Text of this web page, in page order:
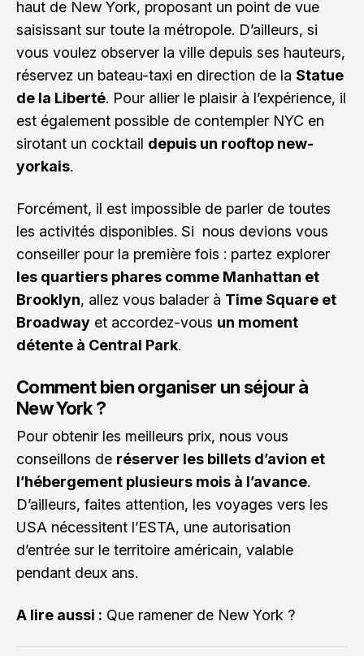
haut de New York, proposant un point de vue
saisissant sur toute la métropole. D’ailleurs, si
vous voulez observer la ville depuis ses hauteurs,
réservez un bateau-taxi en direction de la Statue
de la Liberté. Pour allier le plaisir à l’expérience, il
est également possible de contempler NYC en
sirotant un cocktail depuis un rooftop new-
yorkais.
Forcément, il est impossible de parler de toutes
les activités disponibles. Si nous devions vous
conseiller pour la première fois : partez explorer
les quartiers phares comme Manhattan et
Brooklyn, allez vous balader à Time Square et
Broadway et accordez-vous un moment
détente à Central Park.
Comment bien organiser un séjour à
New York ?
Pour obtenir les meilleurs prix, nous vous
conseillons de réserver les billets d’avion et
l’hébergement plusieurs mois à l’avance.
D’ailleurs, faites attention, les voyages vers les
USA nécessitent l’ESTA, une autorisation
d’entrée sur le territoire américain, valable
pendant deux ans.
A lire aussi : Que ramener de New York ?